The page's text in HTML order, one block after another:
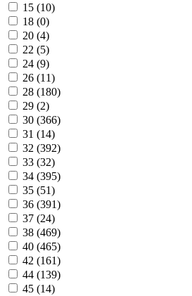
15 (10)
18 (0)
20 (4)
22 (5)
24 (9)
26 (11)
28 (180)
29 (2)
30 (366)
31 (14)
32 (392)
33 (32)
34 (395)
35 (51)
36 (391)
37 (24)
38 (469)
40 (465)
42 (161)
44 (139)
45 (14)